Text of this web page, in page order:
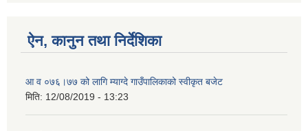
ऐन, कानुन तथा निर्देशिका
आ व ०७६।७७ को लागि म्याग्दे गाउँपालिकाको स्वीकृत बजेट
मिति: 12/08/2019 - 13:23